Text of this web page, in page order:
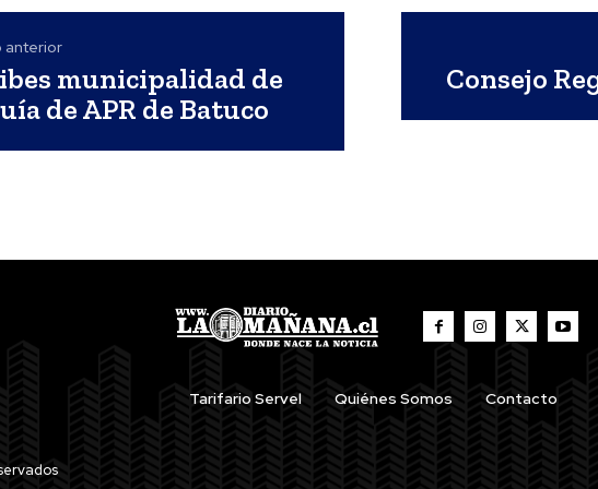
anterior
municipalidad de
de APR de Batuco
Consejo
Tarifario Servel Quiénes Somos Contacto